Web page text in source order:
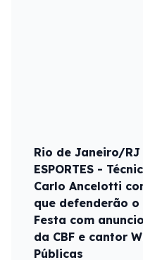
Rio de Janeiro/
ESPORTES -
Carlo Ancelotti
que defenderão o
Festa com
da CBF e cantor
Públicas